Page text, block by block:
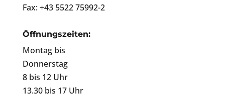
Fax: +43 5522 75992-2
Öffnungszeiten:
Montag bis
Donnerstag
8 bis 12 Uhr
13.30 bis 17 Uhr